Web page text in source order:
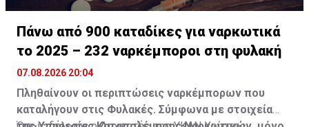
Πάνω από 900 καταδίκες για ναρκωτικά
το 2025 – 232 ναρκέμποροι στη φυλακή
07.08.2026 20:04
Πληθαίνουν οι περιπτώσεις ναρκέμπορων που
καταλήγουν στις Φυλακές. Σύμφωνα με στοιχεία